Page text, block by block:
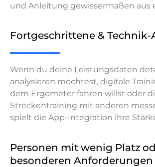
und Anleitung gewissermaßen aus
Fortgeschrittene & Technik-
Wenn du deine Leistungsdaten
analysieren möchtest, digitale
dem Ergometer fahren willst oder
Streckentraining mit anderen
spielt die App-Integration ihre
Personen mit wenig Platz
besonderen Anforderungen